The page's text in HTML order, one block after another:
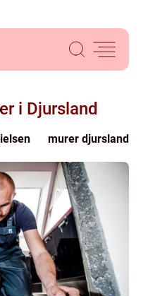
i Djursland
murer djursland